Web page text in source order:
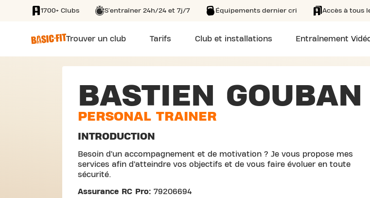
SKIP TO MAIN CONTENT
1700+ Clubs S'entraîner 24h/24 et 7j/7 Équipements dernier cri Accès à tous
Trouver un club Tarifs Club et installations Entraînement
BASTIEN GOUBAN
PERSONAL TRAINER
INTRODUCTION
Besoin d’un accompagnement et de motivation ? Je vous propose mes
services afin d’atteindre vos objectifs et de vous faire évoluer en toute
sécurité.
Assurance RC Pro: 79206694